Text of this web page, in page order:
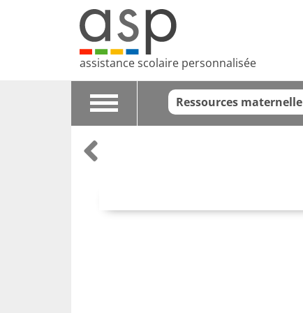
assistance scolaire personnalisée
Toggle
Ressources maternelle